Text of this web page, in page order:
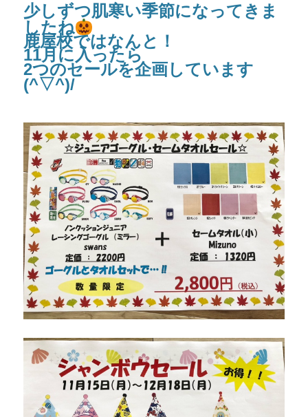
少しずつ肌寒い季節になってきま
したね
鹿屋校ではなんと！
11月に入ったら
2つのセールを企画しています
(^▽^)/